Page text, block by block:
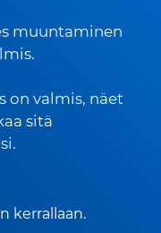
muuntaminen
on valmis, näet
sitä
kerrallaan.